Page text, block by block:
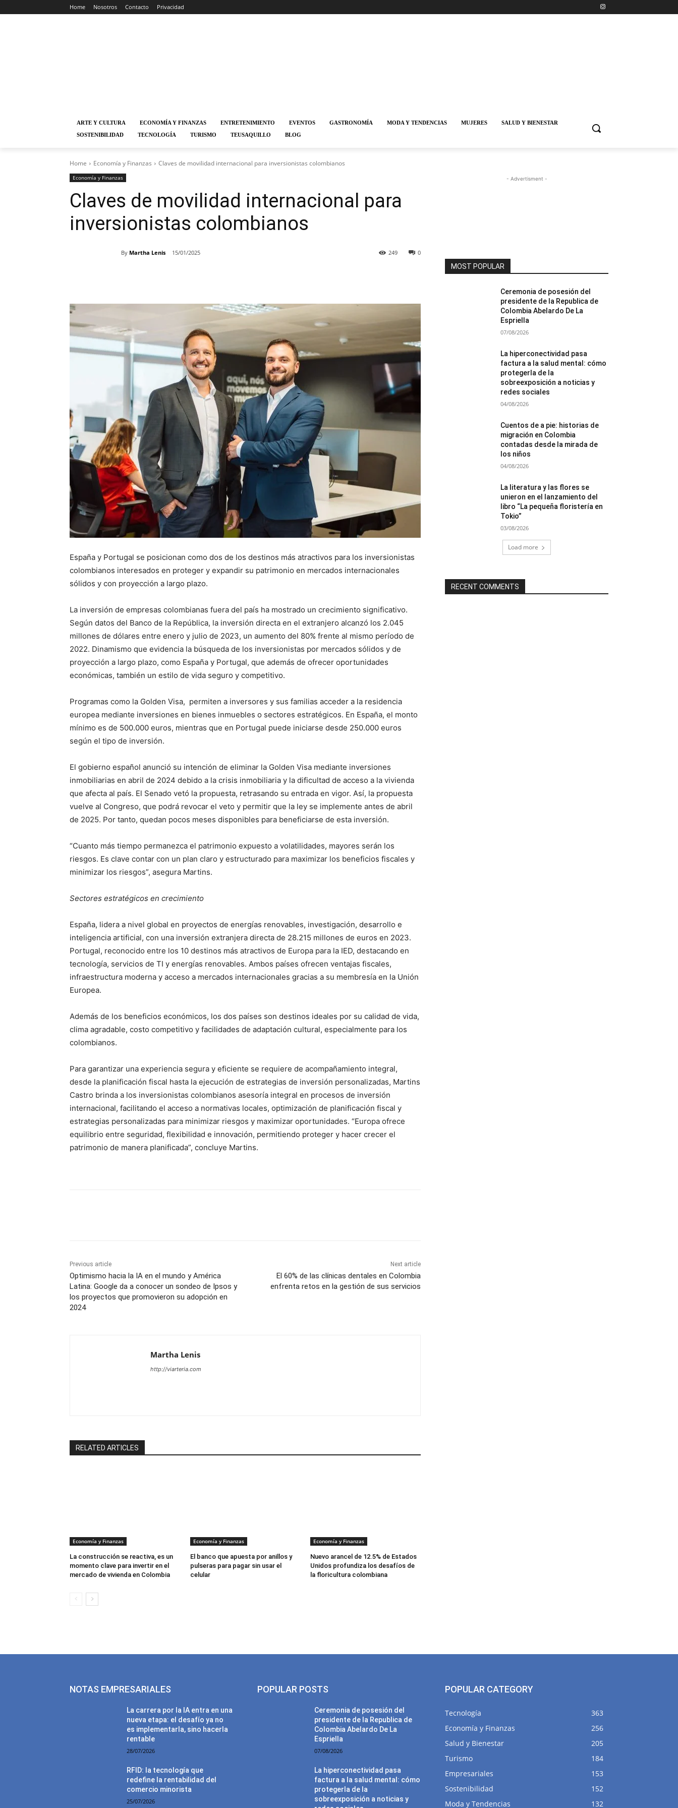
Home Nosotros Contacto Privacidad
ARTE Y CULTURA ECONOMÍA Y FINANZAS ENTRETENIMIENTO EVENTOS GASTRONOMÍA MODA Y TENDENCIAS MUJERES
SALUD Y BIENESTAR
SOSTENIBILIDAD
TECNOLOGÍA TURISMO TEUSAQUILLO BLOG
Home Economía y Finanzas Claves de movilidad internacional para inversionistas colombianos
Economía y Finanzas
Claves de movilidad internacional para
inversionistas colombianos
By Martha Lenis 15/01/2025 0
249
España y Portugal se posicionan como dos de los destinos más atractivos para los inversionistas
colombianos interesados ​​en proteger y expandir su patrimonio en mercados internacionales
sólidos y con proyección a largo plazo.
La inversión de empresas colombianas fuera del país ha mostrado un crecimiento significativo.
Según datos del Banco de la República, la inversión directa en el extranjero alcanzó los 2.045
millones de dólares entre enero y julio de 2023, un aumento del 80% frente al mismo período de
2022. Dinamismo que evidencia la búsqueda de los inversionistas por mercados sólidos y de
proyección a largo plazo, como España y Portugal, que además de ofrecer oportunidades
económicas, también un estilo de vida seguro y competitivo.
Programas como la Golden Visa, permiten a inversores y sus familias acceder a la residencia
europea mediante inversiones en bienes inmuebles o sectores estratégicos. En España, el monto
mínimo es de 500.000 euros, mientras que en Portugal puede iniciarse desde 250.000 euros
según el tipo de inversión.
El gobierno español anunció su intención de eliminar la Golden Visa mediante inversiones
inmobiliarias en abril de 2024 debido a la crisis inmobiliaria y la dificultad de acceso a la vivienda
que afecta al país. El Senado vetó la propuesta, retrasando su entrada en vigor. Así, la propuesta
vuelve al Congreso, que podrá revocar el veto y permitir que la ley se implemente antes de abril
de 2025. Por tanto, quedan pocos meses disponibles para beneficiarse de esta inversión.
“Cuanto más tiempo permanezca el patrimonio expuesto a volatilidades, mayores serán los
riesgos. Es clave contar con un plan claro y estructurado para maximizar los beneficios fiscales y
minimizar los riesgos”, asegura Martins.
Sectores estratégicos en crecimiento
España, lidera a nivel global en proyectos de energías renovables, investigación, desarrollo e
inteligencia artificial, con una inversión extranjera directa de 28.215 millones de euros en 2023.
Portugal, reconocido entre los 10 destinos más atractivos de Europa para la IED, destacando en
tecnología, servicios de TI y energías renovables. Ambos países ofrecen ventajas fiscales,
infraestructura moderna y acceso a mercados internacionales gracias a su membresía en la Unión
Europea.
Además de los beneficios económicos, los dos países son destinos ideales por su calidad de vida,
clima agradable, costo competitivo y facilidades de adaptación cultural, especialmente para los
colombianos.
Para garantizar una experiencia segura y eficiente se requiere de acompañamiento integral,
desde la planificación fiscal hasta la ejecución de estrategias de inversión personalizadas, Martins
Castro brinda a los inversionistas colombianos asesoría integral en procesos de inversión
internacional, facilitando el acceso a normativas locales, optimización de planificación fiscal y
estrategias personalizadas para minimizar riesgos y maximizar oportunidades. “Europa ofrece
equilibrio entre seguridad, flexibilidad e innovación, permitiendo proteger y hacer crecer el
patrimonio de manera planificada”, concluye Martins.
Previous article
Optimismo hacia la IA en el mundo y América
Latina: Google da a conocer un sondeo de Ipsos y
los proyectos que promovieron su adopción en
2024
Next article
El 60% de las clínicas dentales en Colombia
enfrenta retos en la gestión de sus servicios
Martha Lenis
http://viarteria.com
RELATED ARTICLES
Economía y Finanzas
La construcción se reactiva, es un
momento clave para invertir en el
mercado de vivienda en Colombia
Economía y Finanzas
El banco que apuesta por anillos y
pulseras para pagar sin usar el
celular
Economía y Finanzas
Nuevo arancel de 12.5% de Estados
Unidos profundiza los desafíos de
la floricultura colombiana
- Advertisment -
MOST POPULAR
Ceremonia de posesión del
presidente de la Republica de
Colombia Abelardo De La
Espriella
07/08/2026
La hiperconectividad pasa
factura a la salud mental: cómo
protegerla de la
sobreexposición a noticias y
redes sociales
04/08/2026
Cuentos de a pie: historias de
migración en Colombia
contadas desde la mirada de
los niños
04/08/2026
La literatura y las flores se
unieron en el lanzamiento del
libro “La pequeña floristería en
Tokio”
03/08/2026
Load more
RECENT COMMENTS
NOTAS EMPRESARIALES
La carrera por la IA entra en una
nueva etapa: el desafío ya no
es implementarla, sino hacerla
rentable
28/07/2026
RFID: la tecnología que
redefine la rentabilidad del
comercio minorista
25/07/2026
POPULAR POSTS
Ceremonia de posesión del
presidente de la Republica de
Colombia Abelardo De La
Espriella
07/08/2026
La hiperconectividad pasa
factura a la salud mental: cómo
protegerla de la
sobreexposición a noticias y
POPULAR CATEGORY
Tecnología
363
Economía y Finanzas
256
Salud y Bienestar
205
Turismo
184
Empresariales
153
Sostenibilidad
152
Moda y Tendencias
132